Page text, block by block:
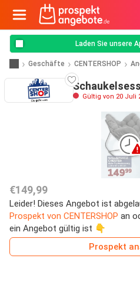
Laden Sie unsere
Geschäfte CENTERSHOP
Gültig von 20 Juli
€149,99
Leider! Dieses Angebot ist
Prospekt von CENTERSHOP an
ein Angebot gültig ist 👇
Prospekt